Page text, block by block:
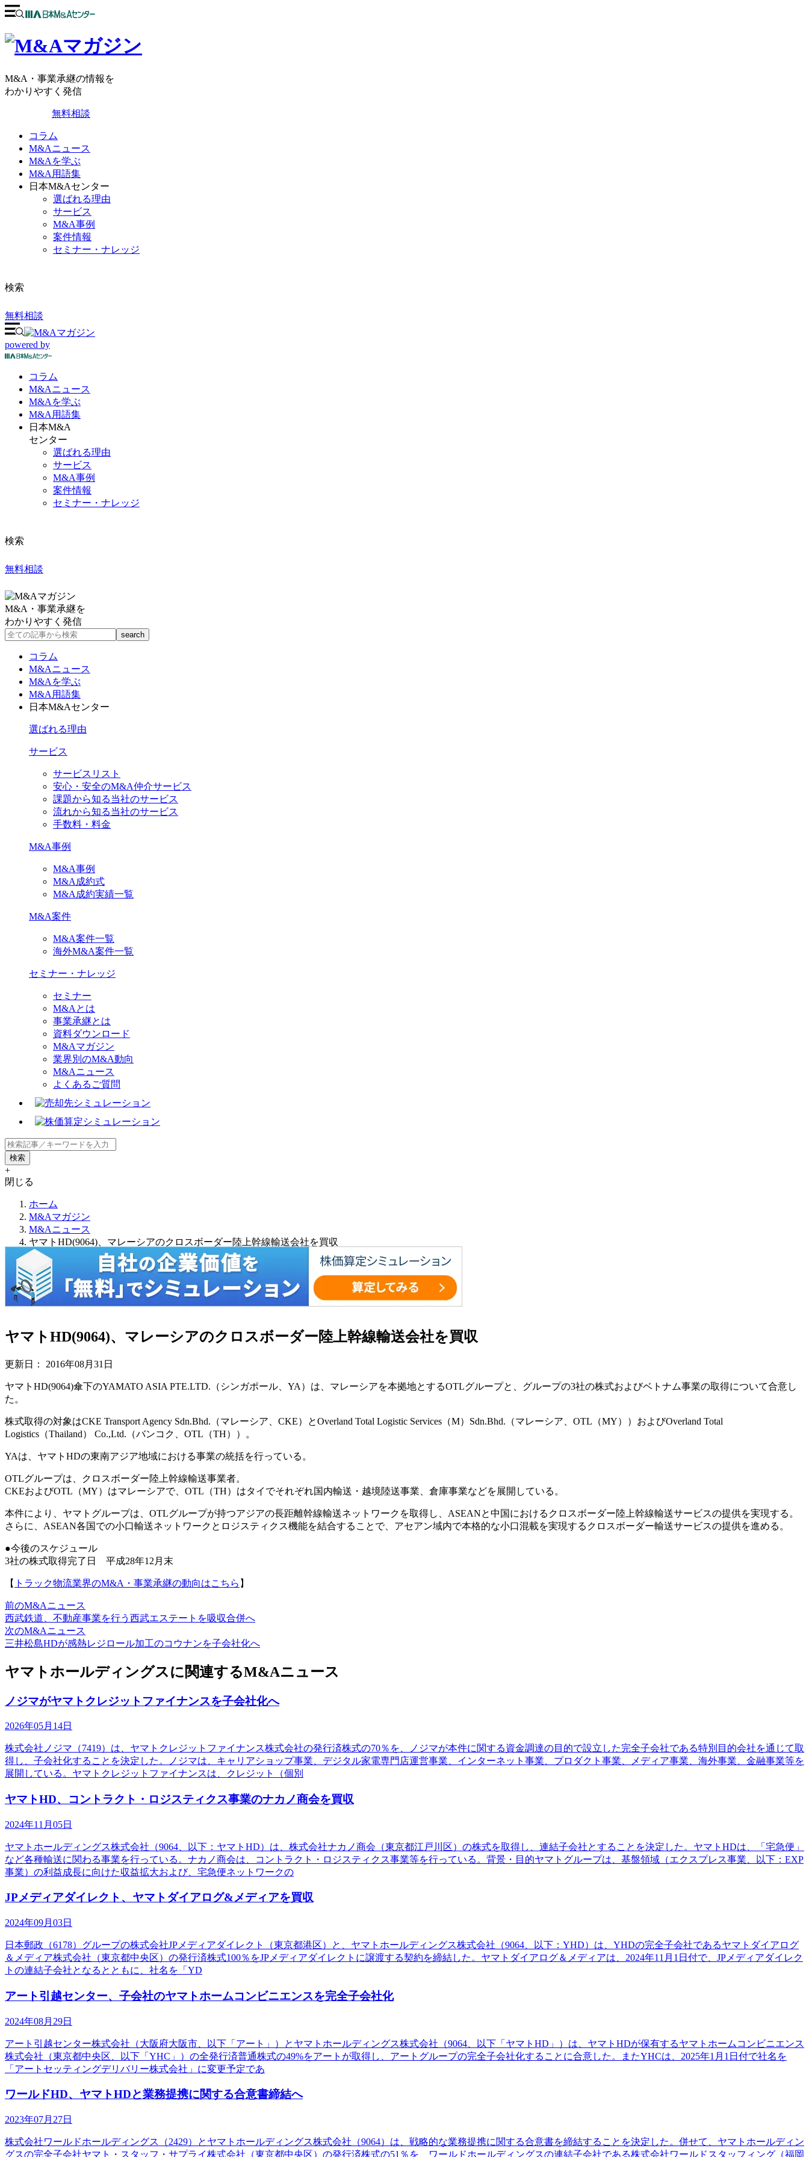
M&A・事業承継の情報を
わかりやすく発信
無料相談
コラム
M&Aニュース
M&Aを学ぶ
M&A用語集
日本M&Aセンター
選ばれる理由
サービス
M&A事例
案件情報
セミナー・ナレッジ
検索
無料相談
powered by
コラム
M&Aニュース
M&Aを学ぶ
M&A 用語集
日本M&A
センター
選ばれる理由
サービス
M&A事例
案件情報
セミナー・ナレッジ
検索
無料相談
M&A・事業承継を
わかりやすく発信
コラム
M&Aニュース
M&Aを学ぶ
M&A用語集
日本M&Aセンター
選ばれる理由
サービス
サービスリスト
安心・安全のM&A仲介サービス
課題から知る当社のサービス
流れから知る当社のサービス
手数料・料金
M&A事例
M&A事例
M&A成約式
M&A成約実績一覧
M&A案件
M&A案件一覧
海外M&A案件一覧
セミナー・ナレッジ
セミナー
M&Aとは
事業承継とは
資料ダウンロード
M&Aマガジン
業界別のM&A動向
M&Aニュース
よくあるご質問
+
閉じる
ホーム
M&Aマガジン
M&Aニュース
ヤマトHD(9064)、マレーシアのクロスボーダー陸上幹線輸送会社を買収
ヤマトHD(9064)、マレーシアのクロスボーダー陸上幹線輸送会社を買収
更新日： 2016年08月31日
ヤマトHD(9064)傘下のYAMATO ASIA PTE.LTD.（シンガポール、YA）は、マレーシアを本拠地とするOTLグループと、グループの3社の株式およびベトナム事業の取得について合意し
た。
株式取得の対象はCKE Transport Agency Sdn.Bhd.（マレーシア、CKE）とOverland Total Logistic Services（M）Sdn.Bhd.（マレーシア、OTL（MY））およびOverland Total
Logistics（Thailand） Co.,Ltd.（バンコク、OTL（TH））。
YAは、ヤマトHDの東南アジア地域における事業の統括を行っている。
OTLグループは、クロスボーダー陸上幹線輸送事業者。
CKEおよびOTL（MY）はマレーシアで、OTL（TH）はタイでそれぞれ国内輸送・越境陸送事業、倉庫事業などを展開している。
本件により、ヤマトグループは、OTLグループが持つアジアの長距離幹線輸送ネットワークを取得し、ASEANと中国におけるクロスボーダー陸上幹線輸送サービスの提供を実現する。
さらに、ASEAN各国での小口輸送ネットワークとロジスティクス機能を結合することで、アセアン域内で本格的な小口混載を実現するクロスボーダー輸送サービスの提供を進める。
●今後のスケジュール
3社の株式取得完了日 平成28年12月末
【 トラック物流業界のM&A・事業承継の動向はこちら 】
前のM&Aニュース
西武鉄道、不動産事業を行う西武エステートを吸収合併へ
次のM&Aニュース
三井松島HDが感熱レジロール加工のコウナンを子会社化へ
ヤマトホールディングスに関連するM&Aニュース
ノジマがヤマトクレジットファイナンスを子会社化へ
2026年05月14日
株式会社ノジマ（7419）は、ヤマトクレジットファイナンス株式会社の発行済株式の70％を、ノジマが本件に関する資金調達の目的で設立した完全子会社である特別目的会社を通じて取
得し、子会社化することを決定した。ノジマは、キャリアショップ事業、デジタル家電専門店運営事業、インターネット事業、プロダクト事業、メディア事業、海外事業、金融事業等を
展開している。ヤマトクレジットファイナンスは、クレジット（個別
ヤマトHD、コントラクト・ロジスティクス事業のナカノ商会を買収
2024年11月05日
ヤマトホールディングス株式会社（9064、以下：ヤマトHD）は、株式会社ナカノ商会（東京都江戸川区）の株式を取得し、連結子会社とすることを決定した。ヤマトHDは、「宅急便」
など各種輸送に関わる事業を行っている。ナカノ商会は、コントラクト・ロジスティクス事業等を行っている。背景・目的ヤマトグループは、基盤領域（エクスプレス事業、以下：EXP
事業）の利益成長に向けた収益拡大および、宅急便ネットワークの
JPメディアダイレクト、ヤマトダイアログ&メディアを買収
2024年09月03日
日本郵政（6178）グループの株式会社JPメディアダイレクト（東京都港区）と、ヤマトホールディングス株式会社（9064、以下：YHD）は、YHDの完全子会社であるヤマトダイアログ
＆メディア株式会社（東京都中央区）の発行済株式100％をJPメディアダイレクトに譲渡する契約を締結した。ヤマトダイアログ＆メディアは、2024年11月1日付で、JPメディアダイレク
トの連結子会社となるとともに、社名を「YD
アート引越センター、子会社のヤマトホームコンビニエンスを完全子会社化
2024年08月29日
アート引越センター株式会社（大阪府大阪市、以下「アート」）とヤマトホールディングス株式会社（9064、以下「ヤマトHD」）は、ヤマトHDが保有するヤマトホームコンビニエンス
株式会社（東京都中央区、以下「YHC」）の全発行済普通株式の49%をアートが取得し、アートグループの完全子会社化することに合意した。またYHCは、2025年1月1日付で社名を
「アートセッティングデリバリー株式会社」に変更予定であ
ワールドHD、ヤマトHDと業務提携に関する合意書締結へ
2023年07月27日
株式会社ワールドホールディングス（2429）とヤマトホールディングス株式会社（9064）は、戦略的な業務提携に関する合意書を締結することを決定した。併せて、ヤマトホールディン
グスの完全子会社ヤマト・スタッフ・サプライ株式会社（東京都中央区）の発行済株式の51％を、ワールドホールディングスの連結子会社である株式会社ワールドスタッフィング（福岡